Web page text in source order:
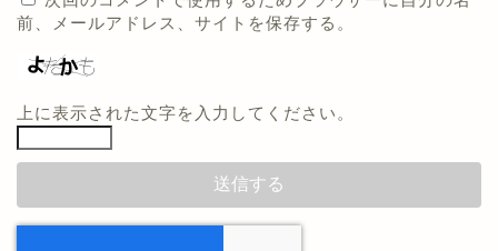
前、メールアドレス、サイトを保存する。
上に表示された文字を入力してください。